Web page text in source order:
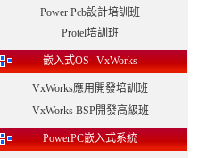
Power Pcb設計培訓班
Protel培訓班
嵌入式OS--VxWorks
VxWorks應用開發培訓班
VxWorks BSP開發高級班
PowerPC嵌入式系統